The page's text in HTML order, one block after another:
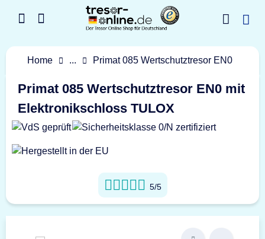
Home ... Primat 085 Wertschutztresor EN0
Primat 085 Wertschutztresor EN0 mit
Elektronikschloss TULOX
5/5